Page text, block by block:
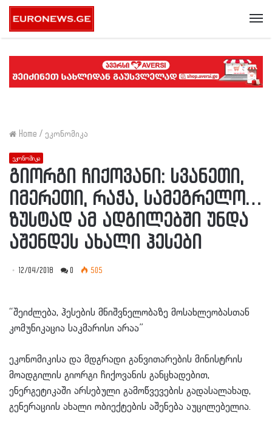
Home / ეკონომიკა
ეკონომიკა
გიორგი ჩიქოვანი: სვანეთი,
იმერეთი, რაჭა, სამეგრელო…
ზუსტად ამ ადგილებში უნდა
აშენდეს ახალი ჰესები
12/04/2018 0 505
“შეიძლება, ჰესების მნიშვნელობაზე მოსახლეობასთან
კომუნიკაცია საკმარისი არაა”
ეკონომიკისა და მდგრადი განვითარების მინისტრის
მოადგილის გიორგი ჩიქოვანის განცხადებით,
ენერგეტიკაში არსებული გამოწვევების გადასალახად,
გენერაციის ახალი ობიექტების აშენება აუცილებელია.